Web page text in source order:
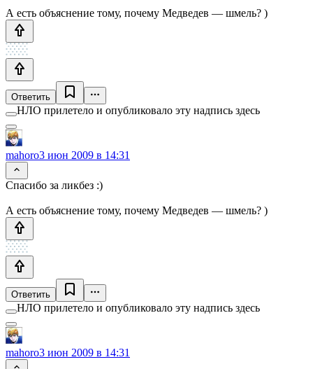
А есть объяснение тому, почему Медведев — шмель? )
Ответить
НЛО прилетело и опубликовало эту надпись здесь
mahoro3 июн 2009 в 14:31
Спасибо за ликбез :)
А есть объяснение тому, почему Медведев — шмель? )
Ответить
НЛО прилетело и опубликовало эту надпись здесь
mahoro3 июн 2009 в 14:31